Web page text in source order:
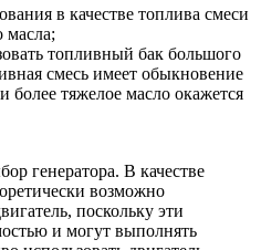
в качестве топлива смеси
масла;
топливный бак большого
смесь имеет обыкновение
более тяжелое масло окажется
генератора. В качестве
возможно
поскольку эти
и могут выполнять